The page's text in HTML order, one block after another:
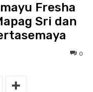
Fresha
Sri dan
0